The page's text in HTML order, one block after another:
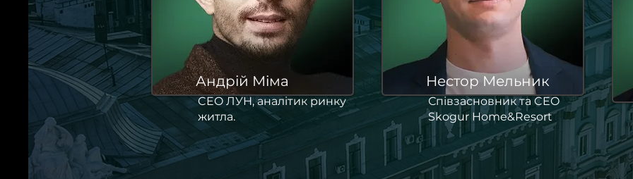
Андрій Міма
CEO ЛУН, аналітик ринку
житла.
Нестор Мельник
Співзасновник та CEO
Skogur Home&Resort